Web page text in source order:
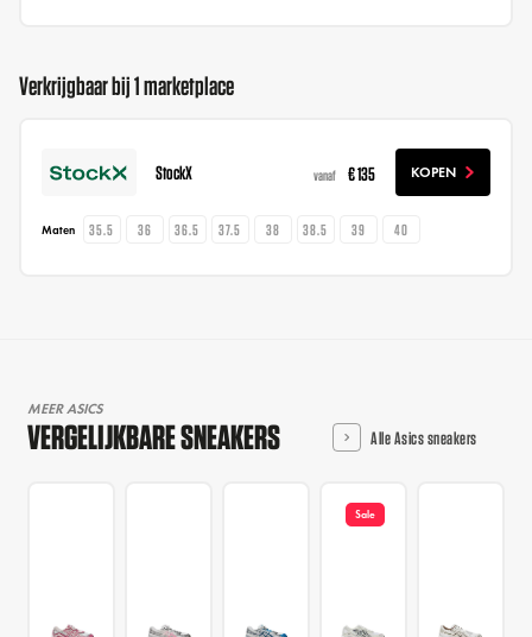
Verkrijgbaar bij 1 marketplace
StockX vanaf € 135 KOPEN
Maten 35.5 36 36.5 37.5 38 38.5 39 40
MEER ASICS
VERGELIJKBARE SNEAKERS Alle Asics sneakers
Sale